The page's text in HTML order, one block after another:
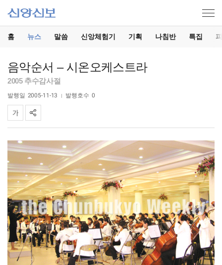
홈 뉴스 말씀 신앙체험기 기획 나침반 특집
음악순서 – 시온오케스트라
2005 추수감사절
발행일 2005-11-13 발행호수 0